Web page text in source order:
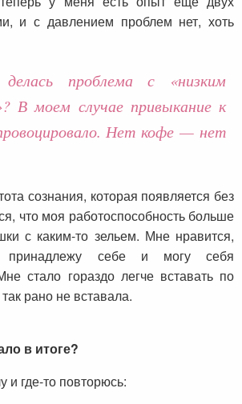
и с давлением проблем нет, хоть
проблема с «низким
В моем случае привыкание к
Нет кофе — нет
сознания, которая появляется без
что моя работоспособность больше
с каким-то зельем. Мне нравится,
себе и могу себя
стало гораздо легче вставать по
рано не вставала.
в итоге?
и где-то повторюсь: